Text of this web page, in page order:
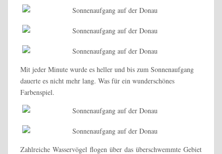
Mit jeder Minute wurde es heller und bis zum Sonnenaufgang
dauerte es nicht mehr lang. Was für ein wunderschönes
Farbenspiel.
Zahlreiche Wasservögel flogen über das überschwemmte Gebiet